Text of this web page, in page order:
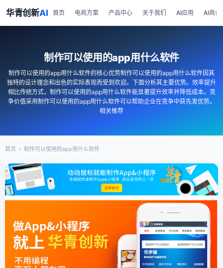
华青创新AI 首页 电商方案 产品中心 关于我们 AI应用 AI商业
制作可以使用的app用什么软件
制作可以使用的app用什么软件的核心优势制作可以使用的app用什么软件因其
独特的设计理念和出色的实际表现而受到欢迎。下面分析其主要优势。效率提升
相比传统方式，制作可以使用的app用什么软件能显著提升效率并降低成本。竞
争价值采用制作可以使用的app用什么软件可以帮助企业在竞争中获先发优势。
相关推荐
首页 › 制作可以使用的app用什么软件